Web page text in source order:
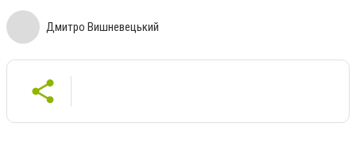
Дмитро Вишневецький